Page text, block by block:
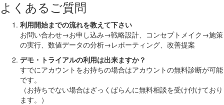
よくあるご質問
利用開始までの流れを教えて下さい
お問い合わせ→お申し込み→戦略設計、コンセプトメイク→施策
の実行、数値データの分析→レポーティング、改善提案
デモ・トライアルの利用は出来ますか？
すでにアカウントをお持ちの場合はアカウントの無料診断が可能
です。
（お持ちでない場合はざっくばらんに無料相談を受け付けており
ます。）